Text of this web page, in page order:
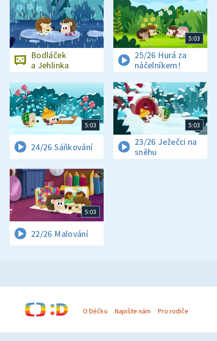
Bodláček
a Jehlinka
5:03
25/26 Hurá za
náčelníkem!
5:03
24/26 Sáňkování
5:03
23/26 Ježečci na
sněhu
5:03
22/26 Malování
O Déčku Napište nám Pro rodiče